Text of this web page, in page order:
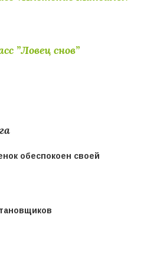
”Ловец снов”
обеспокоен своей